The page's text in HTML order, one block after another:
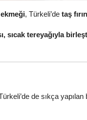
ekmeği, Türkeli’de taş
sıcak tereyağıyla
de sıkça yapılan